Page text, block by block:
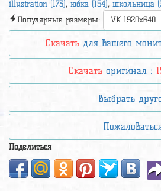
illustration (173), юбка (154), школьница
Популярные размеры:
VK 1920x640
Скачать для вашего
Скачать оригинал :
Выбрать
Поделиться